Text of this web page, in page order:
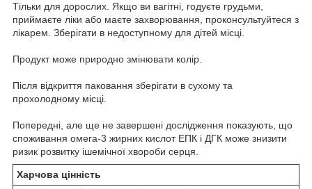
Тільки для дорослих. Якщо ви вагітні, годуєте грудьми,
приймаєте ліки або маєте захворювання, проконсультуйтеся з
лікарем. Зберігати в недоступному для дітей місці.
Продукт може природно змінювати колір.
Після відкриття паковання зберігати в сухому та
прохолодному місці.
Попередні, але ще не завершені дослідження показують, що
споживання омега-3 жирних кислот ЕПК і ДГК може знизити
ризик розвитку ішемічної хвороби серця.
Харчова цінність